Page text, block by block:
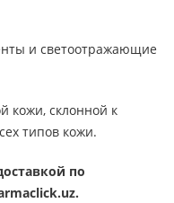
и светоотражающие
кожи, склонной к
типов кожи.
по